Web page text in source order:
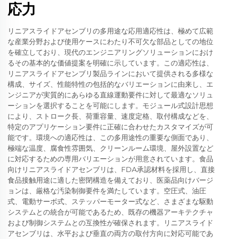
応力
リニアスライドアセンブリの多用途な応用適応性は、極めて広範
な産業分野および使用ケースにわたり不可欠な部品としての地位
を確立しており、現代のエンジニアリングソリューションにおけ
るその基本的な価値提案を明確に示しています。この適応性は、
リニアスライドアセンブリ製品ラインにおいて提供される多様な
構成、サイズ、性能特性の包括的なバリエーションに由来し、エ
ンジニアが実質的にあらゆる直線運動要件に対して最適なソリュ
ーションを選択することを可能にします。モジュール式設計思想
により、ストローク長、荷重容量、速度定格、取付構成などを、
特定のアプリケーション要件に正確に合わせたカスタマイズが可
能です。環境への適応性は、この多用途性の重要な側面であり、
極端な温度、腐食性雰囲気、クリーンルーム環境、屋外設置など
に対応するための専用バリエーションが用意されています。食品
向けリニアスライドアセンブリは、FDA承認材料を採用し、直接
食品接触用途に適した密閉構造を備えており、医薬品向けバージ
ョンは、厳格な汚染制御要件を満たしています。空圧式、油圧
式、電動サーボ式、ステッパーモーター式など、さまざまな駆動
システムとの統合が可能であるため、既存の機器アーキテクチャ
および制御システムとの互換性が確保されます。リニアスライド
アセンブリは、水平および垂直の両方の取付方向に対応可能であ